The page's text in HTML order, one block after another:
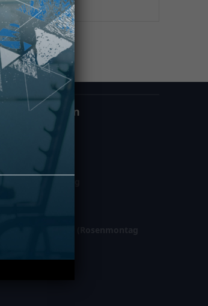
Öffnungszeiten
Montag – Freitag
06:00 – 23:00
10:00 – 21:00